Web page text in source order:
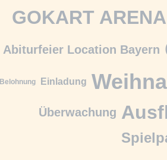
GOKART
Abiturfeier Location Bayern
Belohnung Einladung
Überwachung